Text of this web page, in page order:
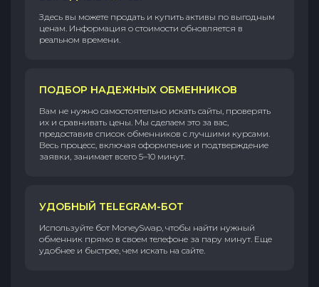
Здесь вы можете продать и купить активы по выгодным
ценам. Информация о стоимости обновляется в
реальном времени.
ПОДБОР НАДЕЖНЫХ ОБМЕННИКОВ
Вам не нужно самостоятельно искать сайты, проверять
их и сравнивать цены. Мы сделаем это за вас,
предоставив список обменников с лучшими курсами.
Весь процесс, включая оформление и подтверждение
заявки, занимает всего 5–10 минут.
УДОБНЫЙ TELEGRAM-БОТ
Используйте бот MoneySwap, чтобы найти нужный
обменник прямо в своем телефоне за пару минут. Еще
удобнее и быстрее, чем искать на сайте.